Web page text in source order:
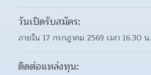
วันเปิดรับสมัคร:
ภายใน 17 กรกฎาคม 2569 เวลา 16.30 น.
ติดต่อแหล่งทุน: